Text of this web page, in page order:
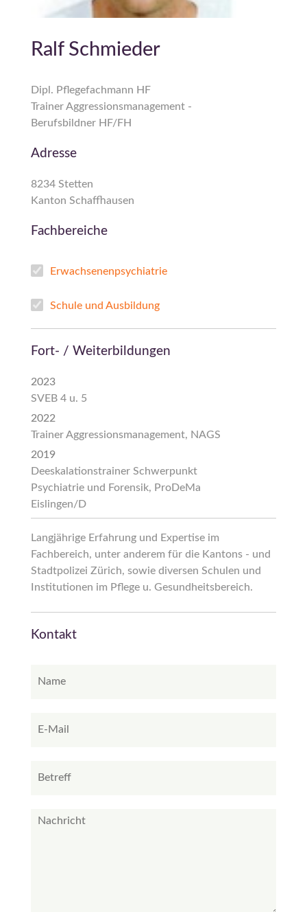
Ralf Schmieder
Dipl. Pflegefachmann HF
Trainer Aggressionsmanagement -
Berufsbildner HF/FH
Adresse
8234 Stetten
Kanton Schaffhausen
Fachbereiche
Erwachsenenpsychiatrie
Schule und Ausbildung
Fort- / Weiterbildungen
2023
SVEB 4 u. 5
2022
Trainer Aggressionsmanagement, NAGS
2019
Deeskalationstrainer Schwerpunkt
Psychiatrie und Forensik, ProDeMa
Eislingen/D
Langjährige Erfahrung und Expertise im
Fachbereich, unter anderem für die Kantons - und
Stadtpolizei Zürich, sowie diversen Schulen und
Institutionen im Pflege u. Gesundheitsbereich.
Kontakt